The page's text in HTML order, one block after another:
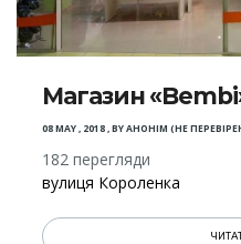
Магазин
08 MAY , 2018,BYАНОНІМ (НЕ
182 перегляди
вулиця Короленка